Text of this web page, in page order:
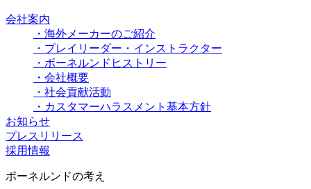
会社案内
・海外メーカーのご紹介
・プレイリーダー・インストラクター
・ボーネルンドヒストリー
・会社概要
・社会貢献活動
・カスタマーハラスメント基本方針
お知らせ
プレスリリース
採用情報
ボーネルンドの考え